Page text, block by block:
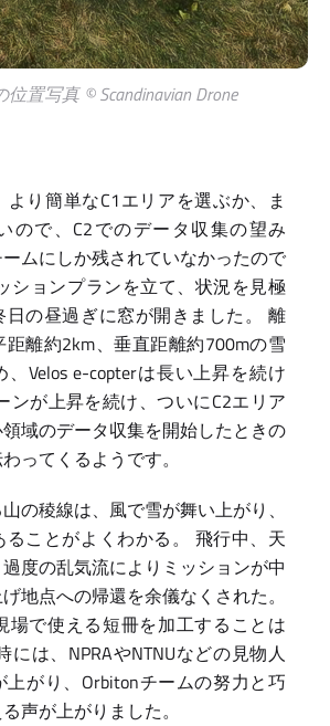
位置写真 © Scandinavian Drone
り簡単なC1エリアを選ぶか、ま
ので、C2でのデータ収集の望み
ムにしか残されていなかったので
ションプランを立て、状況を見極
の昼過ぎに窓が開きました。 離
離約2km、垂直距離約700mの雪
Velos e-copterは長い上昇を続け
ンが上昇を続け、ついにC2エリア
域のデータ収集を開始したときの
ってくるようです。
の稜線は、風で雪が舞い上がり、
ことがよくわかる。 飛行中、天
度の乱気流によりミッションが中
地点への帰還を余儀なくされた。
場で使える短冊を加工することは
には、NPRAやNTNUなどの見物人
がり、Orbitonチームの努力と巧
声が上がりました。